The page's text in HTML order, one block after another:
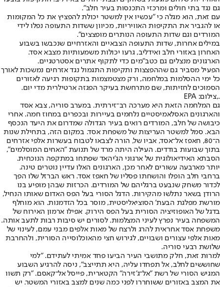
גם נגד בתי חולים ומרכזי התכנסות בעיר חלב".
עם זאת, הוא מגלה כי "עכשיו אין למשטר יכולת להפציץ את כל המקומות
או להגביר את התקיפות האוויריות, מכיוון ששדות התעופה נפלו לידי
המורדים וגם שדות התעופה הנותרים מופצצים".
במילים אחרות, שדות התעופה הצבאיים והאזרחיים שנכבשו בשבוע
האחרון באזורי חלב ואידליב, גרעו יכולות משמעותיות מצבא אסד.
הארגונים מנצלים גם כטב"מים כדי לתקוף אתרים אסטרטגיים.
הפעיל מסביר גם שההפצצות ותקיפות התגמול נגד אזרחים נמשכות לאורך
כל ימי ההסלמות במלחמה, ורק מצטמצמות בתקופות רגיעה לאזורים
הסמוכים לחזיתות, שם מתרחשת בעיקר הפגזה ארטילרית מדי יום.
.,צילום: EPA
גם המלחמה הזאת היא מערכה רב־זירתית. במערב סוריה, צבא אסד
והארגונים האסלאמיסטיים נלחמים בעיירות ובכפרים במחוז חמה. אחרי
כיבושה של חלב, המורדים רואים בעיר הגדולה שמדרום את היעד הנכסף
הבא. סמל למשטר העריצות של משפחת אסד. במקום הזה, בתחילת שנות
ה־80, חאפז אל־אסד, אביו של, הורה לצבאו לטבוח בעשרות אלפי אזרחים
בתוך שבועות בודדים. העילה היתה מרד של תנועת "האחים המוסלמים",
הסבתא האידיאולוגית של ארגוני הג'יהאד שפתחו במתקפה הנוכחית.
יותר מארבעה עשורים לאחר מכן, הארגונים האלו עדיין נוטרים טינה.
ברחבי חלב הופלו והושחתו פסליו של חאפז אסד. ראש הברזל שלו הפך
לכדור משחק שנבעט ברגליהם של המורדים. הכרזות שבהן מופיע בנו
הרודן בשאר נתלשו מהקירות. הדגל הסורי בעל הפס האדום שאותו הנחיל,
מורשת מפלגת הבעת' הסוציאליסטית, מוסר בכל הזדמנות. הוא מוחלף
בדגל של האופוזיציה הסורית בעל הפס הירוק. אפילו ארמון האירוח של
המשפחה בעיר נפרץ לעיני המצלמות. לסורים יש סיבות רבות לתעב אותה.
משפחת אסד אחראית להרג ולרצח של מאות אלפים מבני עמם, לעינוי של
מאות אלפי עצורים ושבויים, לגירוש חצי מהאוכלוסייה הסורית, ולהחרבת
שלושת רבעי סוריה.
למרות זאת, חלק מתושבי העיר הביעו פחד אמיתי לעתידם. "למי
שחוששים לחלב, אל תפחדו עליה, היא תתייצב", ניסה להרגיע השבוע
המגיש הסורי של רשת "אל־ג'זירה" הקטארית, פייסל אל־קאסם. "רק תשוו
את המצב באזורים ששוחררו לפני כמה שנים למצב באזורי המשטר. יש